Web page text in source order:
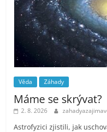
Věda Záhady
Máme se skrývat?
2. 8. 2026
Astrofyzici zjistili, jak